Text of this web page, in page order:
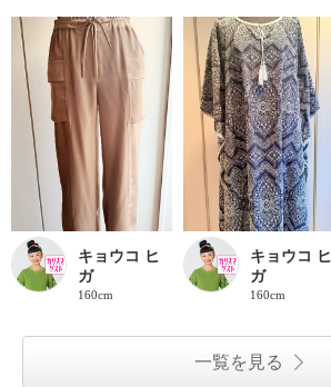
キョウコ ヒ
ガ
160cm
キョウコ ヒ
ガ
160cm
一覧を見る